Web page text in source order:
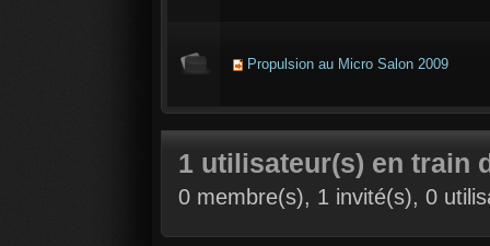
Propulsion au Micro Salon 2009
1 utilisateur(s) en train
0 membre(s), 1 invité(s), 0